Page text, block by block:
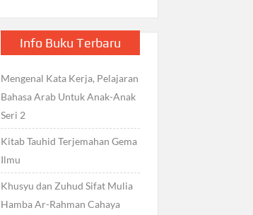
Info Buku Terbaru
Mengenal Kata Kerja, Pelajaran
Bahasa Arab Untuk Anak-Anak
Seri 2
Kitab Tauhid Terjemahan Gema
Ilmu
Khusyu dan Zuhud Sifat Mulia
Hamba Ar-Rahman Cahaya